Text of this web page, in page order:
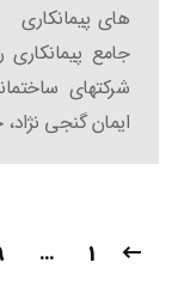
های پیمانکاری
شرکتهای
ایمان گنجی
1
…